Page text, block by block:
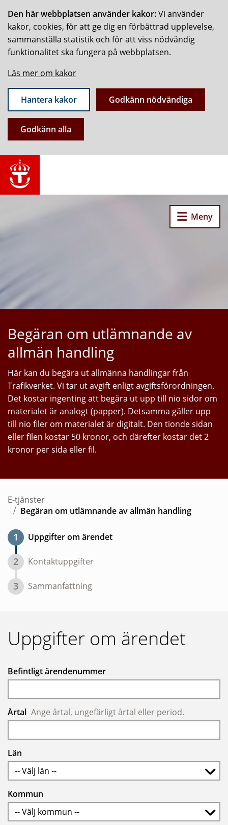
Den här webbplatsen använder kakor:Vi använder
kakor, cookies, för att ge dig en förbättrad upplevelse,
sammanställa statistik och för att viss nödvändig
funktionalitet ska fungera på webbplatsen.
Läs mer om kakor
Hantera kakor Godkänn nödvändiga
Godkänn alla
Meny
Begäran om utlämnande av
allmän handling
Här kan du begära ut allmänna handlingar från
Trafikverket. Vi tar ut avgift enligt avgiftsförordningen.
Det kostar ingenting att begära ut upp till nio sidor om
materialet är analogt (papper). Detsamma gäller upp
till nio filer om materialet är digitalt. Den tionde sidan
eller filen kostar 50 kronor, och därefter kostar det 2
kronor per sida eller fil.
E-tjänster
Begäran om utlämnande av allmän handling
1 Uppgifter om ärendet
2 Kontaktuppgifter
3 Sammanfattning
Uppgifter om ärendet
Befintligt ärendenummer
Årtal Ange årtal, ungefärligt årtal eller period.
Län
-- Välj län --
Kommun
-- Välj kommun --